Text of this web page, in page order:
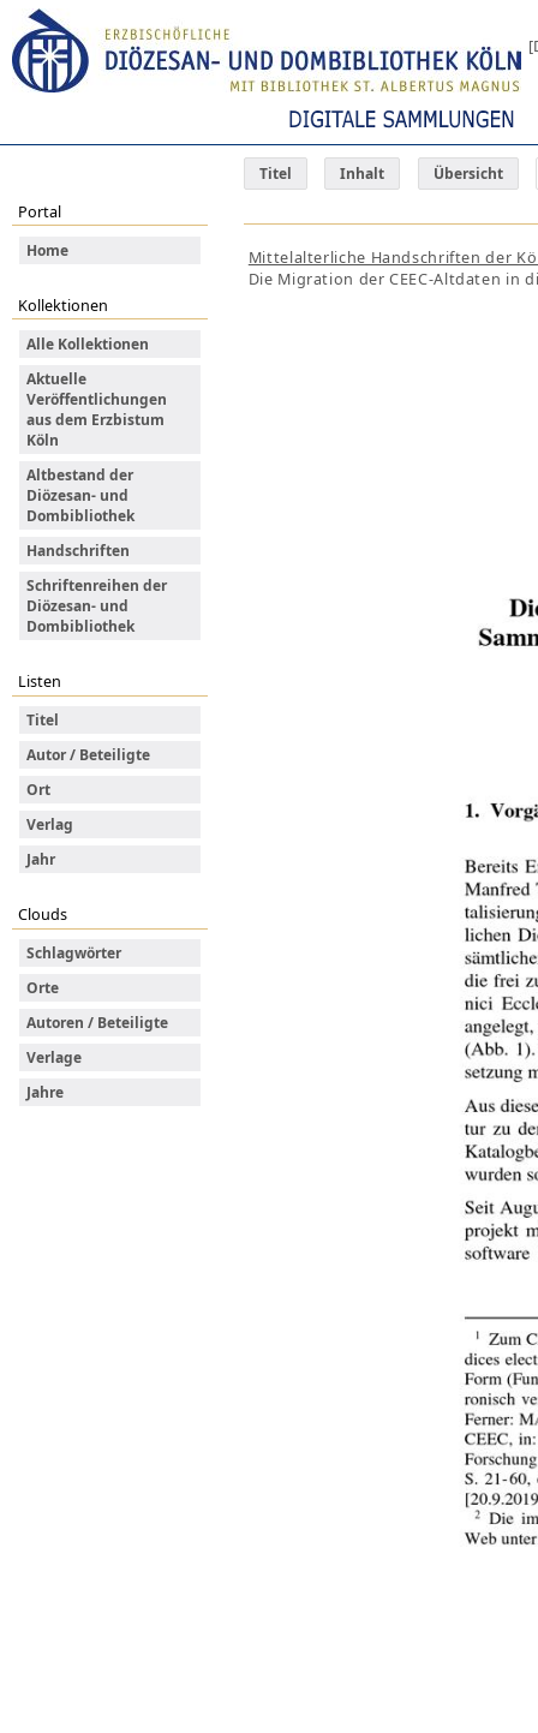
Titel Inhalt Übersicht
Portal
Home
Kollektionen
Alle Kollektionen
Aktuelle
Veröffentlichungen
aus dem Erzbistum
Köln
Altbestand der
Diözesan- und
Dombibliothek
Handschriften
Schriftenreihen der
Diözesan- und
Dombibliothek
Listen
Titel
Autor / Beteiligte
Ort
Verlag
Jahr
Clouds
Schlagwörter
Orte
Autoren / Beteiligte
Verlage
Jahre
Mittelalterliche Handschriften der
Die Migration der CEEC-Altdaten in